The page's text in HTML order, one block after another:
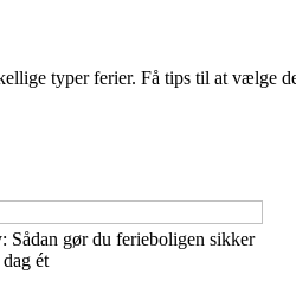
typer ferier. Få tips til at vælge
Sådan gør du ferieboligen sikker
ét